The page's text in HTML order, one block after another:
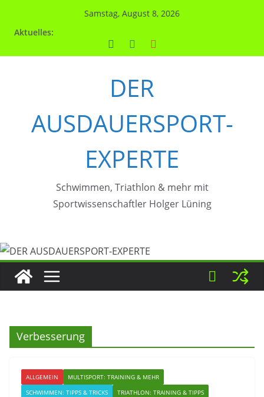
Samstag, August 8, 2026
Aktuelles:
DER
AUSDAUERSPORT-
EXPERTE
Schwimmen, Triathlon & mehr mit
Sportwissenschaftler Holger Lüning
Verbesserung
ALLGEMEIN
MULTISPORT: TRAINING & MEHR
SCHWIMMEN: TIPPS & TRICKS
TRIATHLON: TRAINING & TIPPS